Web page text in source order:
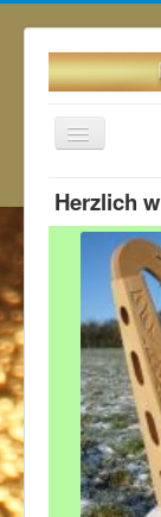
Navigation
an/aus
Herzlich